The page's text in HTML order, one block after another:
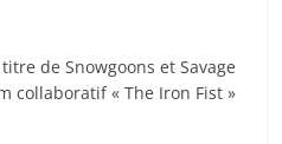
de Snowgoons et Savage
collaboratif « The Iron Fist »